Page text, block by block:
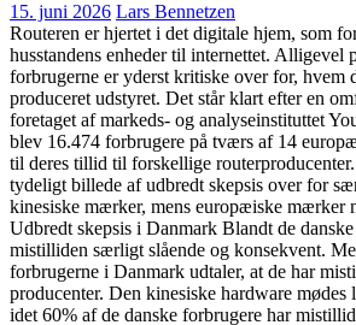
15. juni 2026 Lars Bennetzen
Routeren er hjertet i det digitale hjem, som
husstandens enheder til internettet. Alligevel
forbrugerne er yderst kritiske over for, hvem
produceret udstyret. Det står klart efter en
foretaget af markeds- og analyseinstituttet
blev 16.474 forbrugere på tværs af 14
til deres tillid til forskellige
tydeligt billede af udbredt skepsis over for
kinesiske mærker, mens europæiske mærker
Udbredt skepsis i Danmark Blandt de
mistilliden særligt slående og konsekvent.
forbrugerne i Danmark udtaler, at de har
producenter. Den kinesiske hardware
idet 60% af de danske forbrugere har